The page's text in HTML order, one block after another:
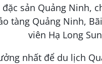
nhất để du lịch